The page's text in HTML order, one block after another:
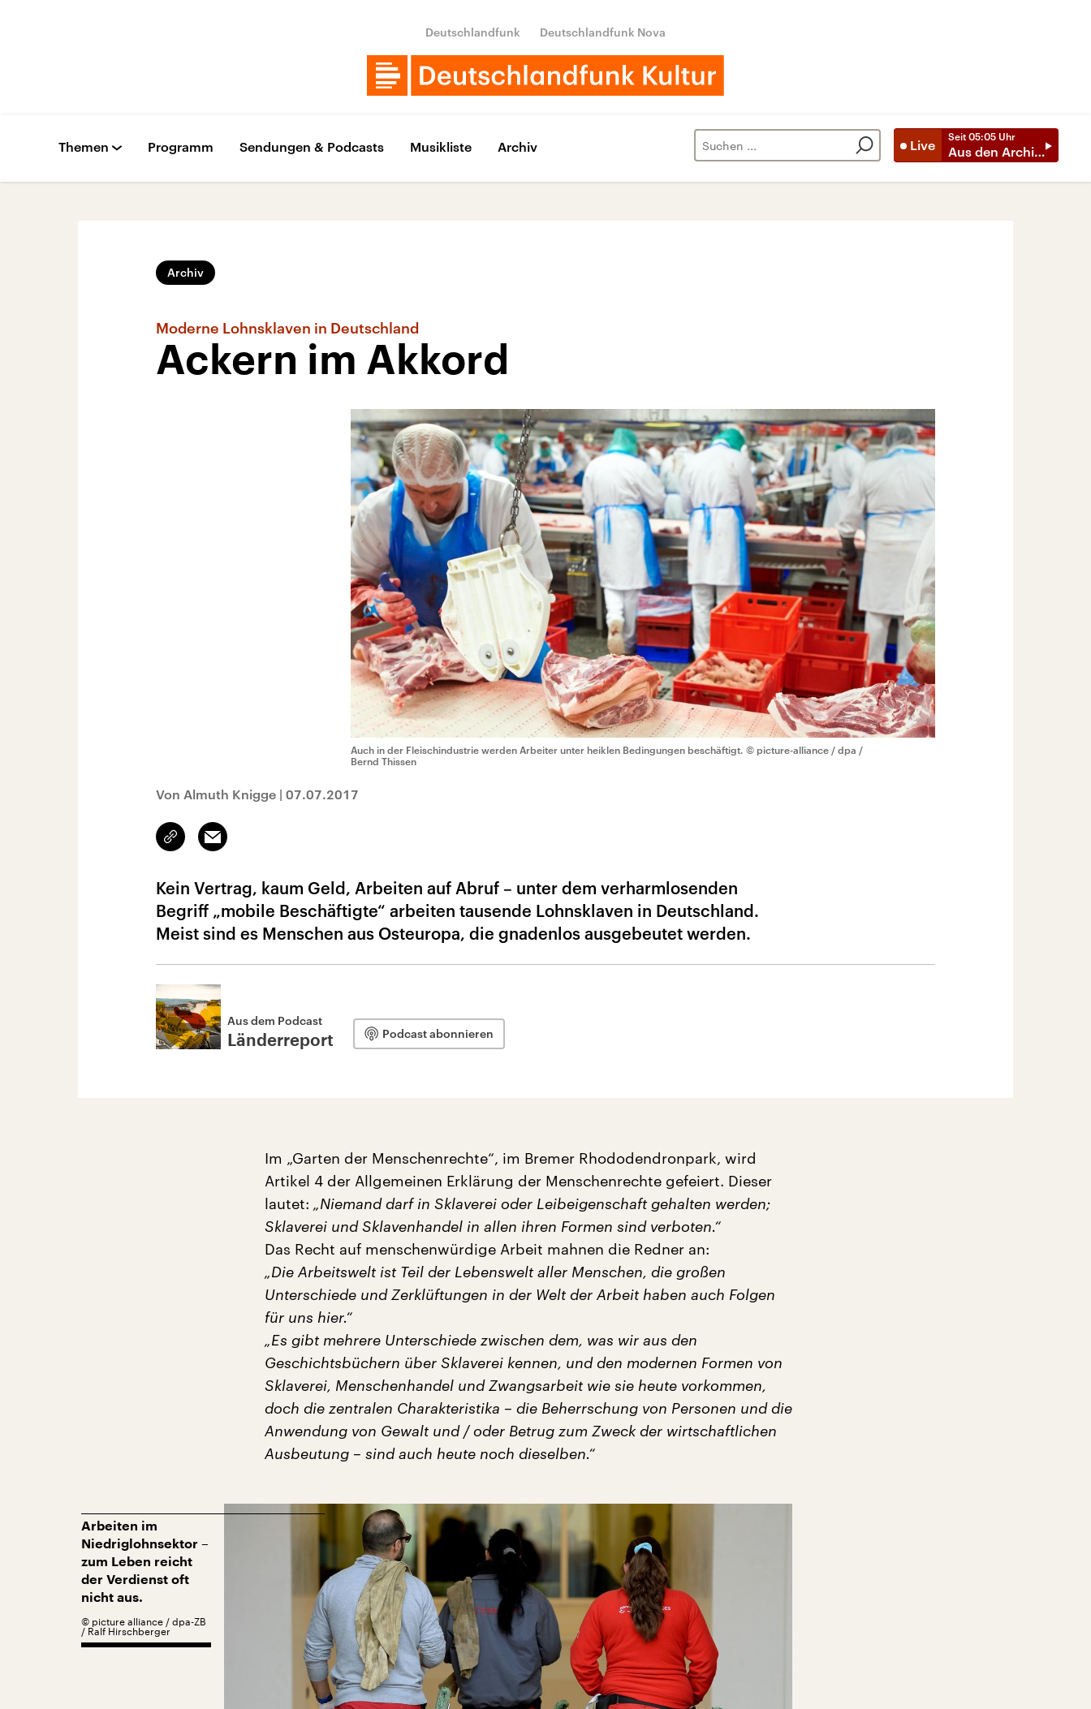
Deutschlandfunk Deutschlandfunk Nova
Live
Seit 05:05 Uhr
Aus den Archiven
Themen Programm Sendungen & Podcasts Musikliste Archiv
Archiv
Moderne Lohnsklaven in Deutschland
Ackern im Akkord
Auch in der Fleischindustrie werden Arbeiter unter heiklen Bedingungen beschäftigt. © picture-alliance / dpa /
Bernd Thissen
Von Almuth Knigge | 07.07.2017
Link
kopieren/teilen
Email
Kein Vertrag, kaum Geld, Arbeiten auf Abruf – unter dem verharmlosenden
Begriff „mobile Beschäftigte“ arbeiten tausende Lohnsklaven in Deutschland.
Meist sind es Menschen aus Osteuropa, die gnadenlos ausgebeutet werden.
Aus dem Podcast
Länderreport Podcast abonnieren
Im „Garten der Menschenrechte“, im Bremer Rhododendronpark, wird
Artikel 4 der Allgemeinen Erklärung der Menschenrechte gefeiert. Dieser
lautet: „Niemand darf in Sklaverei oder Leibeigenschaft gehalten werden;
Sklaverei und Sklavenhandel in allen ihren Formen sind verboten.“
Das Recht auf menschenwürdige Arbeit mahnen die Redner an:
„Die Arbeitswelt ist Teil der Lebenswelt aller Menschen, die großen
Unterschiede und Zerklüftungen in der Welt der Arbeit haben auch Folgen
für uns hier.“
„Es gibt mehrere Unterschiede zwischen dem, was wir aus den
Geschichtsbüchern über Sklaverei kennen, und den modernen Formen von
Sklaverei, Menschenhandel und Zwangsarbeit wie sie heute vorkommen,
doch die zentralen Charakteristika – die Beherrschung von Personen und die
Anwendung von Gewalt und / oder Betrug zum Zweck der wirtschaftlichen
Ausbeutung – sind auch heute noch dieselben.“
Arbeiten im
Niedriglohnsektor –
zum Leben reicht
der Verdienst oft
nicht aus.
© picture alliance / dpa-ZB
/ Ralf Hirschberger